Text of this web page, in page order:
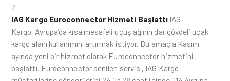
2
IAG Kargo Euroconnector Hizmeti Başlattı IAG
Kargo Avrupa’da kısa mesafeli uçuş ağının dar gövdeli uçak
kargo alanı kullanımını artırmak istiyor. Bu amaçla Kasım
ayında yeni bir hizmet olarak Euroconnector hizmetini
başlattı. Euroconnector denilen servis , IAG Kargo